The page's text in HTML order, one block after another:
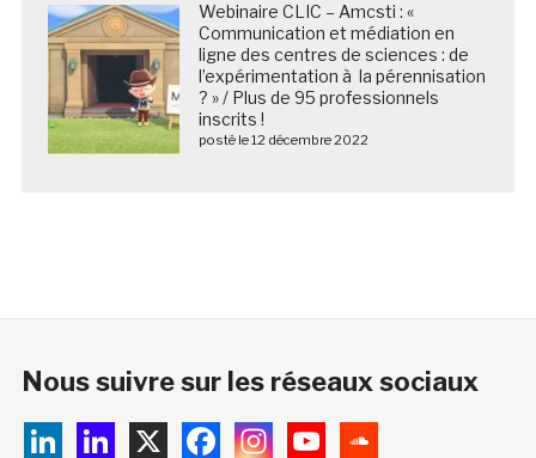
Webinaire CLIC – Amcsti : «
Communication et médiation en
ligne des centres de sciences : de
l’expérimentation à la pérennisation
? » / Plus de 95 professionnels
inscrits !
posté le 12 décembre 2022
Nous suivre sur les réseaux sociaux